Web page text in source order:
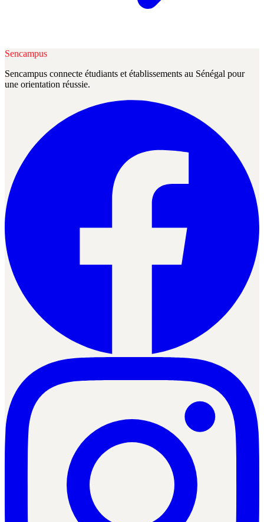
Sencampus
Sencampus connecte étudiants et établissements au Sénégal pour
une orientation réussie.